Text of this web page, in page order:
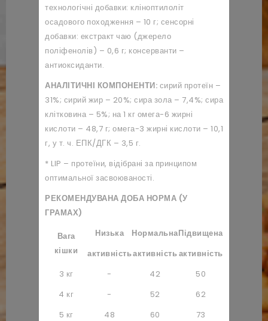
технологічні добавки: кліноптилоліт
осадового походження – 10 г; сенсорні
добавки: екстракт чаю (джерело
поліфенолів) – 0,6 г; консерванти –
антиоксиданти.
АНАЛІТИЧНІ КОМПОНЕНТИ: сирий протеїн –
31%; сирий жир – 20%; сира зола – 7,4%; сира
клітковина – 5%; на 1 кг омега-6 жирні
кислоти – 48,7 г; омега-3 жирні кислоти – 10,1
г, у т. ч. ЕПК/ДГК – 3,5 г.
* LIP – протеїни, відібрані за принципом
оптимальної засвоюваності.
РЕКОМЕНДУВАНА ДОБА НОРМА (У
ГРАМАХ)
Вага
кішки
Низька
активність
Нормальна
активність
Підвищена
активність
3 кг
- 42
50
4 кг
- 52
62
5 кг
48 60
73